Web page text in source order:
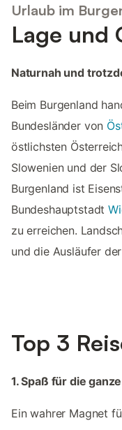
Urlaub im
Lage und
Naturnah und
Beim Burgenland
Bundesländer von
östlichsten
Slowenien und der
Burgenland ist
Bundeshauptstadt
zu erreichen.
und die Ausläufer
Top 3
1. Spaß für die
Ein wahrer Magnet